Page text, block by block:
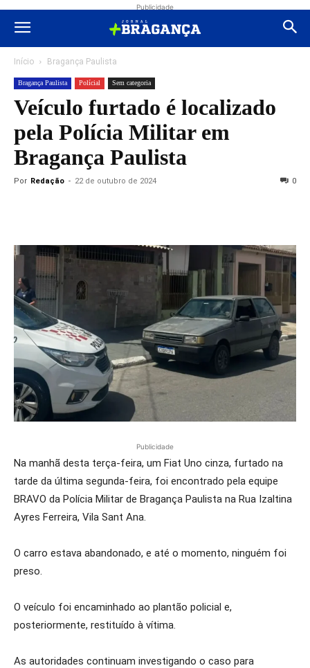
Publicidade
Início Bragança Paulista
Bragança Paulista Polícial Sem categoria
Veículo furtado é localizado
pela Polícia Militar em
Bragança Paulista
Por Redação - 22 de outubro de 2024 0
Publicidade
Na manhã desta terça-feira, um Fiat Uno cinza, furtado na
tarde da última segunda-feira, foi encontrado pela equipe
BRAVO da Polícia Militar de Bragança Paulista na Rua Izaltina
Ayres Ferreira, Vila Sant Ana.
O carro estava abandonado, e até o momento, ninguém foi
preso.
O veículo foi encaminhado ao plantão policial e,
posteriormente, restituído à vítima.
As autoridades continuam investigando o caso para